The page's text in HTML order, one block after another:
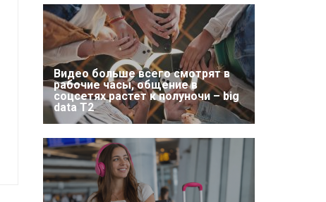
Видео больше всего смотрят в
рабочие часы, общение в
соцсетях растет к полуночи – big
data T2